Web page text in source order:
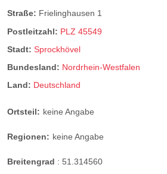
Straße: Frielinghausen 1
Postleitzahl: PLZ 45549
Stadt: Sprockhövel
Bundesland: Nordrhein-Westfalen
Land: Deutschland
Ortsteil: keine Angabe
Regionen: keine Angabe
Breitengrad : 51.314560